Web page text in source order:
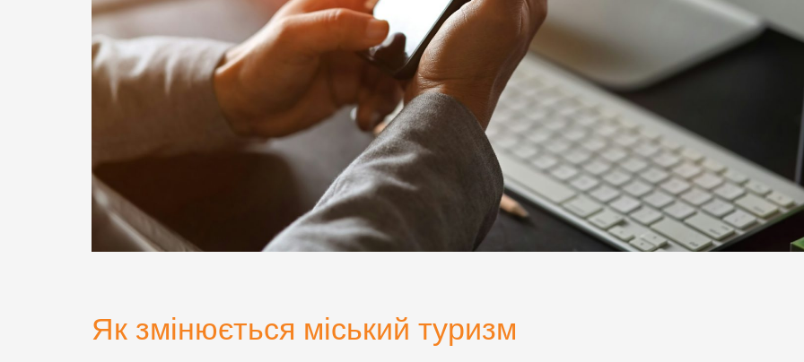
Як змінюється міський туризм